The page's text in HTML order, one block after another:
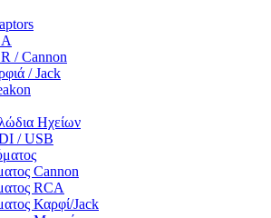
/ Cannon
/ Jack
Ηχείων
/ USB
Cannon
RCA
Καρφί/Jack